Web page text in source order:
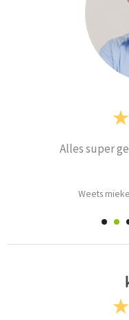
Alles super
Weets mieke